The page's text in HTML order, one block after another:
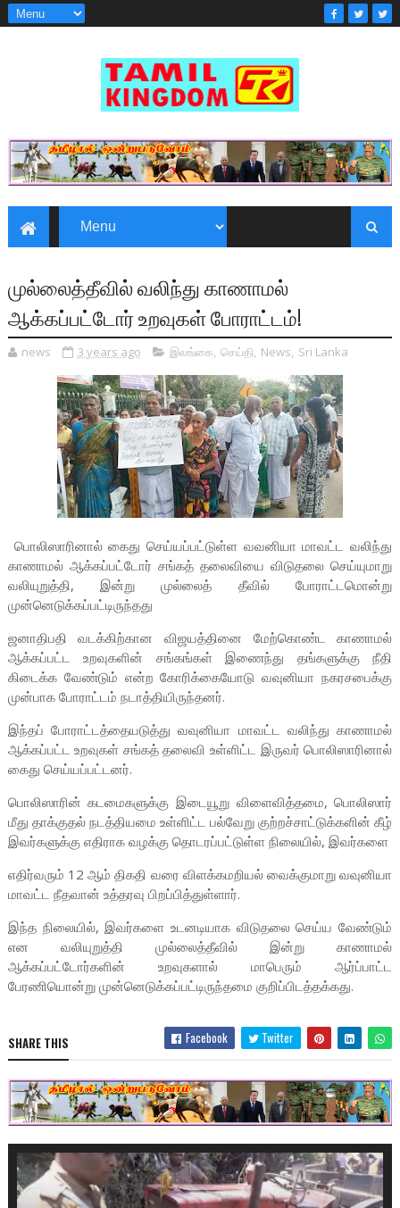
முல்லைத்தீவில் வலிந்து காணாமல்
ஆக்கப்பட்டோர் உறவுகள் போராட்டம்!
news 3 years ago இலங்கை, செய்தி, News, Sri Lanka
பொலிஸாரினால் கைது செய்யப்பட்டுள்ள வவனியா மாவட்ட வலிந்து
காணாமல் ஆக்கப்பட்டோர் சங்கத் தலைவியை விடுதலை செய்யுமாறு
வலியுறுத்தி, இன்று முல்லைத் தீவில் போராட்டமொன்று
முன்னெடுக்கப்பட்டிருந்தது
ஜனாதிபதி வடக்கிற்கான விஜயத்தினை மேற்கொண்ட காணாமல்
ஆக்கப்பட்ட உறவுகளின் சங்கங்கள் இணைந்து தங்களுக்கு நீதி
கிடைக்க வேண்டும் என்ற கோரிக்கையோடு வவுனியா நகரசபைக்கு
முன்பாக போராட்டம் நடாத்தியிருந்தனர்.
இந்தப் போராட்டத்தையடுத்து வவுனியா மாவட்ட வலிந்து காணாமல்
ஆக்கப்பட்ட உறவுகள் சங்கத் தலைவி உள்ளிட்ட இருவர் பொலிஸாரினால்
கைது செய்யப்பட்டனர்.
பொலிஸாரின் கடமைகளுக்கு இடையூறு விளைவித்தமை, பொலிஸார்
மீது தாக்குதல் நடத்தியமை உள்ளிட்ட பல்வேறு குற்றச்சாட்டுக்களின் கீழ்
இவர்களுக்கு எதிராக வழக்கு தொடரப்பட்டுள்ள நிலையில், இவர்களை
எதிர்வரும் 12 ஆம் திகதி வரை விளக்கமறியல் வைக்குமாறு வவுனியா
மாவட்ட நீதவான் உத்தரவு பிறப்பித்துள்ளார்.
இந்த நிலையில், இவர்களை உடனடியாக விடுதலை செய்ய வேண்டும்
என வலியுறுத்தி முல்லைத்தீவில் இன்று காணாமல்
ஆக்கப்பட்டோர்களின் உறவுகளால் மாபெரும் ஆர்ப்பாட்ட
பேரணியொன்று முன்னெடுக்கப்பட்டிருந்தமை குறிப்பிடத்தக்கது.
SHARE THIS Facebook Twitter